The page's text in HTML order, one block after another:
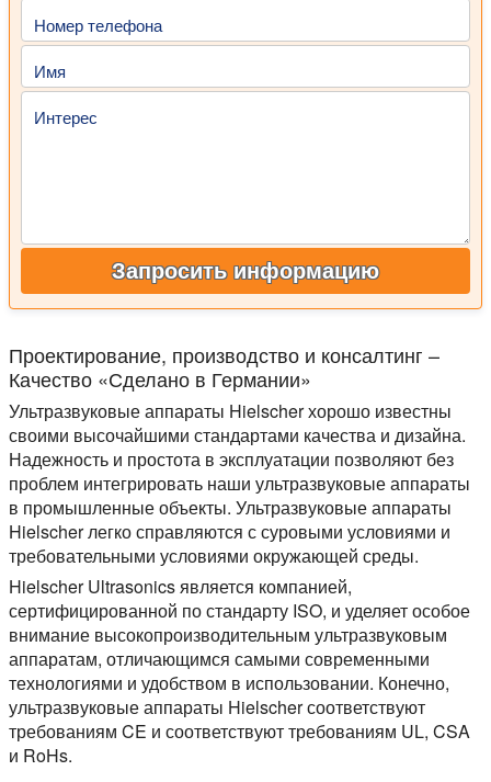
Номер телефона
Имя
Интерес
Запросить информацию
Проектирование, производство и консалтинг –
Качество «Сделано в Германии»
Ультразвуковые аппараты Hielscher хорошо известны
своими высочайшими стандартами качества и дизайна.
Надежность и простота в эксплуатации позволяют без
проблем интегрировать наши ультразвуковые аппараты
в промышленные объекты. Ультразвуковые аппараты
Hielscher легко справляются с суровыми условиями и
требовательными условиями окружающей среды.
Hielscher Ultrasonics является компанией,
сертифицированной по стандарту ISO, и уделяет особое
внимание высокопроизводительным ультразвуковым
аппаратам, отличающимся самыми современными
технологиями и удобством в использовании. Конечно,
ультразвуковые аппараты Hielscher соответствуют
требованиям CE и соответствуют требованиям UL, CSA
и RoHs.